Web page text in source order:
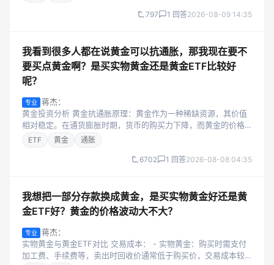
797 1 回答2026-08-09 14:35
我看到很多人都在说黄金可以抗通胀，那我现在要不
要买点黄金啊？是买实物黄金还是黄金ETF比较好
呢？
专业
蒋杰：
黄金投资分析 黄金抗通胀原理：黄金作为一种稀缺资源，其价值
相对稳定。在通货膨胀时期，货币的购买力下降，而黄金的价格
往往会随着物价的上涨而上升，因此可以在一定程度上抵御通
ETF 黄金 通胀
6702 1 回答2026-08-08 04:35
我想把一部分存款换成黄金，是买实物黄金好还是黄
金ETF好？黄金的价格波动大不大？
专业
蒋杰：
实物黄金与黄金ETF对比 交易成本： - 实物黄金：购买时需支付
加工费、手续费等，卖出时回收价通常低于购买价，交易成本较